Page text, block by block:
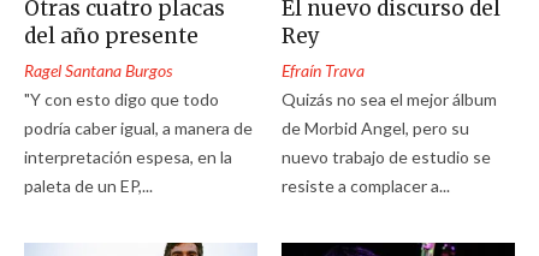
Otras cuatro placas
del año presente
Ragel Santana Burgos
"Y con esto digo que todo
podría caber igual, a manera de
interpretación espesa, en la
paleta de un EP,...
El nuevo discurso del
Rey
Efraín Trava
Quizás no sea el mejor álbum
de Morbid Angel, pero su
nuevo trabajo de estudio se
resiste a complacer a...